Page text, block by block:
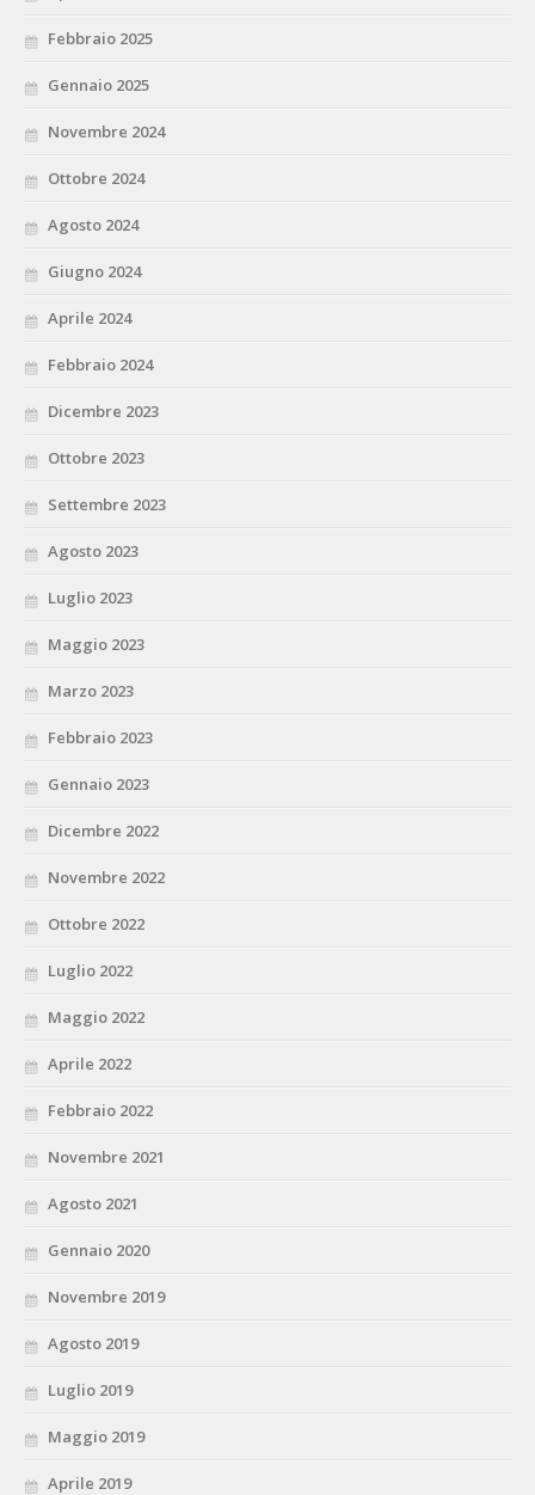
Febbraio 2025
Gennaio 2025
Novembre 2024
Ottobre 2024
Agosto 2024
Giugno 2024
Aprile 2024
Febbraio 2024
Dicembre 2023
Ottobre 2023
Settembre 2023
Agosto 2023
Luglio 2023
Maggio 2023
Marzo 2023
Febbraio 2023
Gennaio 2023
Dicembre 2022
Novembre 2022
Ottobre 2022
Luglio 2022
Maggio 2022
Aprile 2022
Febbraio 2022
Novembre 2021
Agosto 2021
Gennaio 2020
Novembre 2019
Agosto 2019
Luglio 2019
Maggio 2019
Aprile 2019